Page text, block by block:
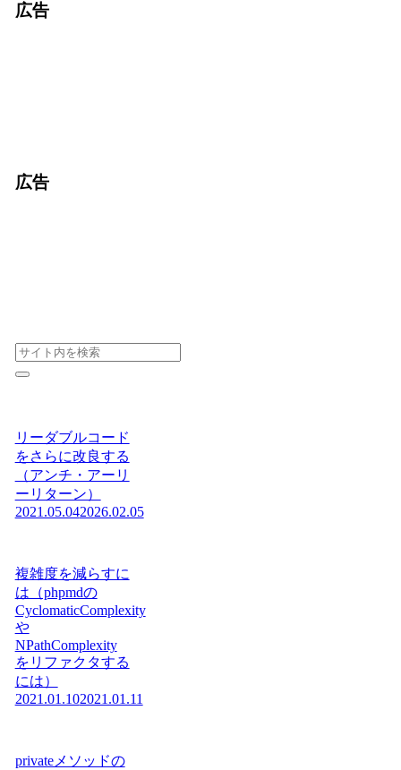
広告
広告
リーダブルコード
をさらに改良する
（アンチ・アーリ
ーリターン）
2021.05.042026.02.05
複雑度を減らすに
は（phpmdの
CyclomaticComplexity
や
NPathComplexity
をリファクタする
には）
2021.01.102021.01.11
privateメソッドの